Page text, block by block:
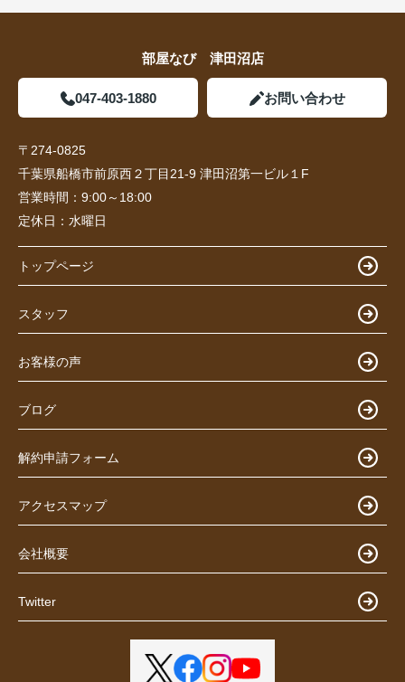
部屋なび 津田沼店
047-403-1880 お問い合わせ
〒274-0825
千葉県船橋市前原西２丁目21-9 津田沼第一ビル１F
営業時間： 9:00～18:00
定休日： 水曜日
トップページ
スタッフ
お客様の声
ブログ
解約申請フォーム
アクセスマップ
会社概要
Twitter